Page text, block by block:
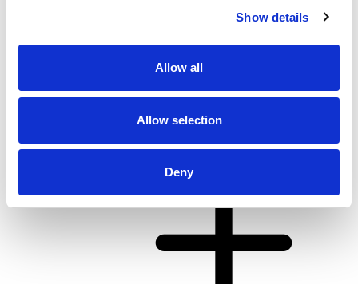
Show details
Allow all
Allow selection
Deny
Каштел Гоміліца